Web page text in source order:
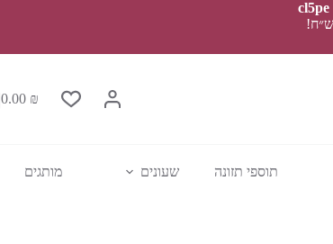
סל0.00 ₪
תוספי תזונה שעונים מותגים